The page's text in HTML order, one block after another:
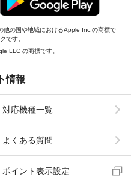
の国や地域におけるApple Inc.の商標で
です。
LLC の商標です。
情報
対応機種一覧
よくある質問
ポイント表示設定